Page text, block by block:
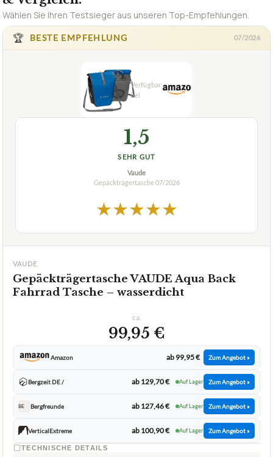
Wählen Sie Ihren Testsieger aus unseren Top-Empfehlungen.
🏆
BESTE EMPFEHLUNG 07/2026
1,5
SEHR GUT
Vaude
Gepäckträgertasche 07/2026
★★★★★
VAUDE
Gepäckträgertasche VAUDE Aqua Back
Fahrrad Tasche – wasserdicht
ca.
99,95 €
Amazon ab 99,95 € Zum Angebot »
Bergzeit DE / ab 129,70 € Auf Lager Zum Angebot »
BE Bergfreunde ab 127,46 € Auf Lager Zum Angebot »
VerticalExtreme ab 100,90 € Auf Lager Zum Angebot »
TECHNISCHE DETAILS